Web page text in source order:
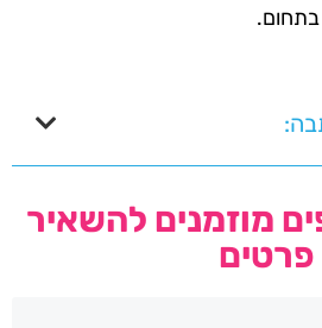
מוזמנים להשאיר
פרטים